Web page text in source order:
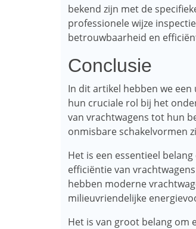
bekend zijn met de
professionele wijze
betrouwbaarheid en
Conclusie
In dit artikel hebben we
hun cruciale rol bij het
van vrachtwagens tot hun
onmisbare schakelvormen
Het is een essentieel
efficiëntie van
hebben moderne
milieuvriendelijke
Het is van groot belang om